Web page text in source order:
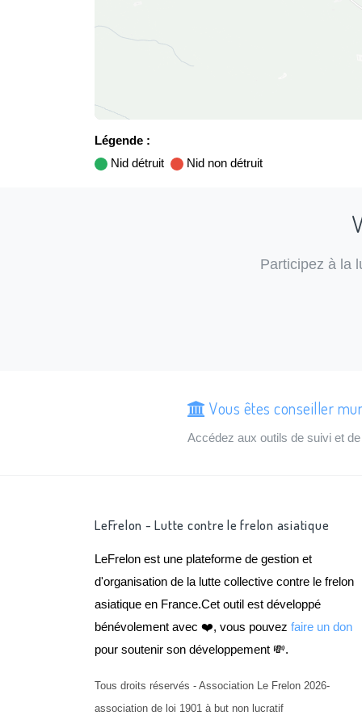
Légende :
Nid détruit
Nid non détruit
Participez à la
Vous êtes conseiller
Accédez aux outils de suivi et
LeFrelon - Lutte contre le frelon asiatique
LeFrelon est une plateforme de gestion et
d'organisation de la lutte collective contre le frelon
asiatique en France.Cet outil est développé
bénévolement avec ❤️, vous pouvez faire un don
pour soutenir son développement 💸.
Tous droits réservés - Association Le Frelon 2026-
association de loi 1901 à but non lucratif